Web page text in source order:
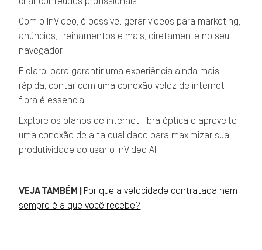
Com o InVideo, é possível gerar vídeos para marketing,
anúncios, treinamentos e mais, diretamente no seu
navegador.
E claro, para garantir uma experiência ainda mais
rápida, contar com uma conexão veloz de internet
fibra é essencial.
Explore os planos de internet fibra óptica e aproveite
uma conexão de alta qualidade para maximizar sua
produtividade ao usar o InVideo AI.
VEJA TAMBÉM | Por que a velocidade contratada nem
sempre é a que você recebe?